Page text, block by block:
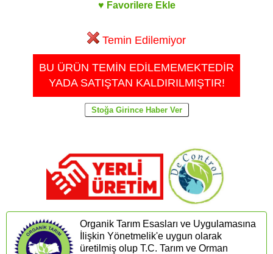
♥ Favorilere Ekle
Temin Edilemiyor
BU ÜRÜN TEMİN EDİLEMEMEKTEDİR
YADA SATIŞTAN KALDIRILMIŞTIR!
Organik Tarım Esasları ve Uygulamasına
İlişkin Yönetmelik'e uygun olarak
üretilmiş olup T.C. Tarım ve Orman